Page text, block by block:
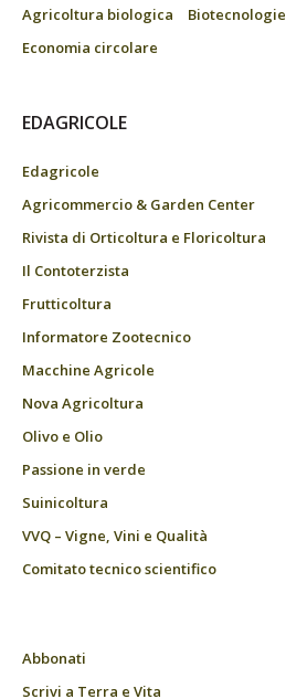
Agricoltura biologica
Biotecnologie
Economia circolare
EDAGRICOLE
Edagricole
Agricommercio & Garden Center
Rivista di Orticoltura e Floricoltura
Il Contoterzista
Frutticoltura
Informatore Zootecnico
Macchine Agricole
Nova Agricoltura
Olivo e Olio
Passione in verde
Suinicoltura
VVQ – Vigne, Vini e Qualità
Comitato tecnico scientifico
Abbonati
Scrivi a Terra e Vita